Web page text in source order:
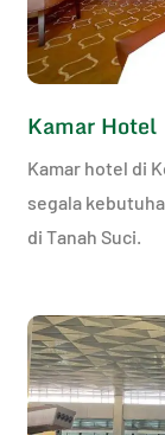
Kamar Hotel
Kamar hotel di
segala
di Tanah Suci.